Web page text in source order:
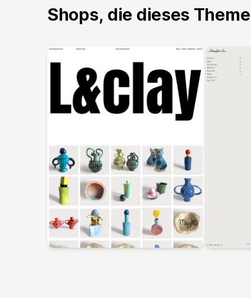
Shops, die dieses